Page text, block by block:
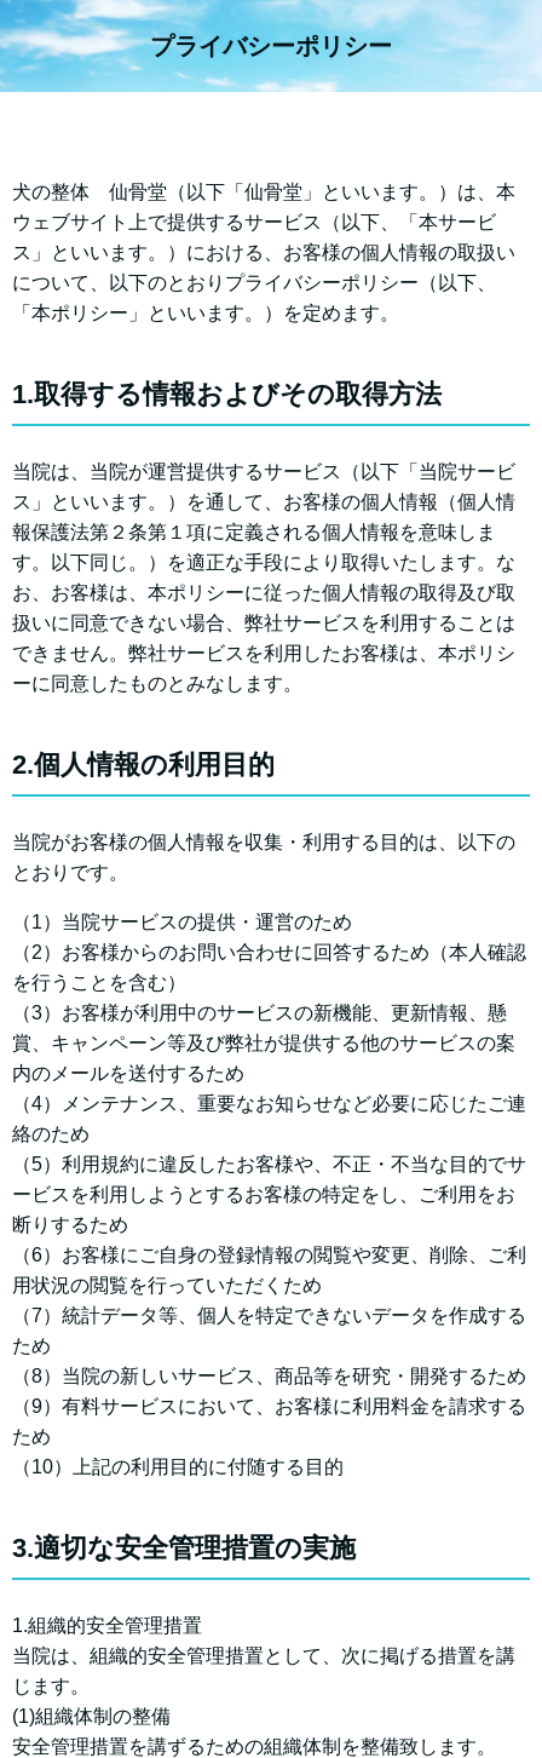
プライバシーポリシー
犬の整体 仙骨堂（以下「仙骨堂」といいます。）は、本
ウェブサイト上で提供するサービス（以下、「本サービ
ス」といいます。）における、お客様の個人情報の取扱い
について、以下のとおりプライバシーポリシー（以下、
「本ポリシー」といいます。）を定めます。
1.取得する情報およびその取得方法
当院は、当院が運営提供するサービス（以下「当院サービ
ス」といいます。）を通して、お客様の個人情報（個人情
報保護法第２条第１項に定義される個人情報を意味しま
す。以下同じ。）を適正な手段により取得いたします。な
お、お客様は、本ポリシーに従った個人情報の取得及び取
扱いに同意できない場合、弊社サービスを利用することは
できません。弊社サービスを利用したお客様は、本ポリシ
ーに同意したものとみなします。
2.個人情報の利用目的
当院がお客様の個人情報を収集・利用する目的は、以下の
とおりです。
（1）当院サービスの提供・運営のため
（2）お客様からのお問い合わせに回答するため（本人確認
を行うことを含む）
（3）お客様が利用中のサービスの新機能、更新情報、懸
賞、キャンペーン等及び弊社が提供する他のサービスの案
内のメールを送付するため
（4）メンテナンス、重要なお知らせなど必要に応じたご連
絡のため
（5）利用規約に違反したお客様や、不正・不当な目的でサ
ービスを利用しようとするお客様の特定をし、ご利用をお
断りするため
（6）お客様にご自身の登録情報の閲覧や変更、削除、ご利
用状況の閲覧を行っていただくため
（7）統計データ等、個人を特定できないデータを作成する
ため
（8）当院の新しいサービス、商品等を研究・開発するため
（9）有料サービスにおいて、お客様に利用料金を請求する
ため
（10）上記の利用目的に付随する目的
3.適切な安全管理措置の実施
1.組織的安全管理措置
当院は、組織的安全管理措置として、次に掲げる措置を講
じます。
(1)組織体制の整備
安全管理措置を講ずるための組織体制を整備致します。